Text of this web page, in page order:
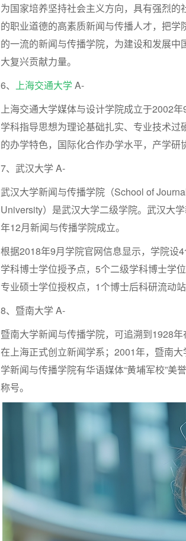
为国家培养坚持社会主义方向，具有强烈
的职业道德的高素质新闻与传播人才，把
的一流的新闻与传播学院，为建设和发展
大复兴贡献力量。
6、 上海交通大学A-
上海交通大学媒体与设计学院成立于2002
学科指导思想为理论基础扎实、专业技术
的办学特色，国际化合作办学水平，产学研
7、武汉大学 A-
武汉大学新闻与传播学院（School of
University）是武汉大学二级学院。武汉大
年12月新闻与传播学院成立。
根据2018年9月学院官网信息显示，学院设
学科博士学位授予点，5个二级学科博士学
专业硕士学位授权点，1个博士后科研流动站
8、暨南大学 A-
暨南大学新闻与传播学院，可追溯到1928
在上海正式创立新闻学系；2001年，暨南
学新闻与传播学院有华语媒体“黄埔军校”美
称号。